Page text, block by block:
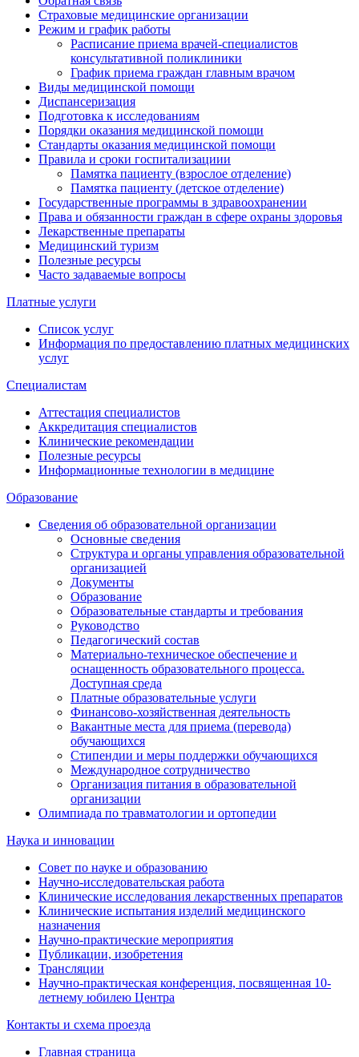
Страховые медицинские организации
Режим и график работы
Расписание приема врачей-специалистов
консультативной поликлиники
График приема граждан главным врачом
Виды медицинской помощи
Диспансеризация
Подготовка к исследованиям
Порядки оказания медицинской помощи
Стандарты оказания медицинской помощи
Правила и сроки госпитализациии
Памятка пациенту (взрослое отделение)
Памятка пациенту (детское отделение)
Государственные программы в здравоохранении
Права и обязанности граждан в сфере охраны здоровья
Лекарственные препараты
Медицинский туризм
Полезные ресурсы
Часто задаваемые вопросы
Платные услуги
Список услуг
Информация по предоставлению платных медицинских
услуг
Специалистам
Аттестация специалистов
Аккредитация специалистов
Клинические рекомендации
Полезные ресурсы
Информационные технологии в медицине
Образование
Сведения об образовательной организации
Основные сведения
Структура и органы управления образовательной
организацией
Документы
Образование
Образовательные стандарты и требования
Руководство
Педагогический состав
Материально-техническое обеспечение и
оснащенность образовательного процесса.
Доступная среда
Платные образовательные услуги
Финансово-хозяйственная деятельность
Вакантные места для приема (перевода)
обучающихся
Стипендии и меры поддержки обучающихся
Международное сотрудничество
Организация питания в образовательной
организации
Олимпиада по травматологии и ортопедии
Наука и инновации
Совет по науке и образованию
Научно-исследовательская работа
Клинические исследования лекарственных препаратов
Клинические испытания изделий медицинского
назначения
Научно-практические мероприятия
Публикации, изобретения
Трансляции
Научно-практическая конференция, посвященная 10-
летнему юбилею Центра
Контакты и схема проезда
Главная страница